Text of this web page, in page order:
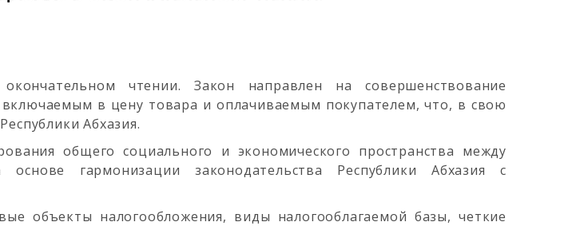
чтении. Закон направлен на совершенствование
в цену товара и оплачиваемым покупателем, что, в свою
Абхазия.
общего социального и экономического пространства между
гармонизации законодательства Республики Абхазия с
объекты налогообложения, виды налогооблагаемой базы, четкие